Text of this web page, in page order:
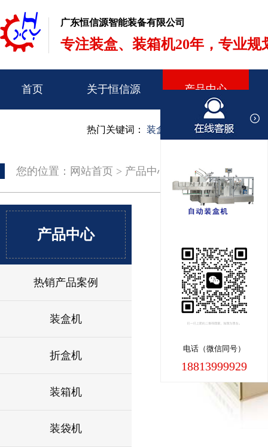
广东恒信源智能装备有限公司
专注装盒、装箱机20年，专业规
首页 关于恒信源 产品中心
热门关键词： 装盒机 装箱机 开箱机
您的位置： 网站首页 > 产品中心
产品中心
热销产品案例
装盒机
折盒机
装箱机
装袋机
电话（微信同号）
18813999929